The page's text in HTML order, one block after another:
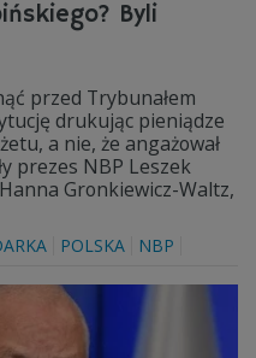
Byli
przed Trybunałem
drukując pieniądze
a nie, że angażował
prezes NBP Leszek
Gronkiewicz-Waltz,
POLSKA NBP